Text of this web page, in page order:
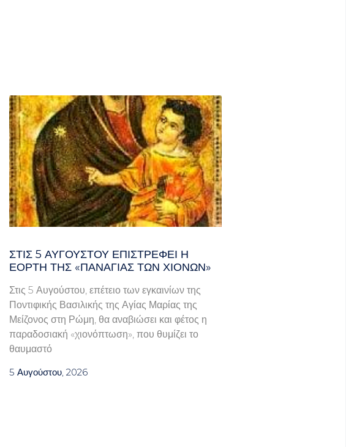
ΣΤΙΣ 5 ΑΥΓΟΎΣΤΟΥ ΕΠΙΣΤΡΈΦΕΙ Η
ΕΟΡΤΉ ΤΗΣ «ΠΑΝΑΓΊΑΣ ΤΩΝ ΧΙΌΝΩΝ»
Στις 5 Αυγούστου, επέτειο των εγκαινίων της
Ποντιφικής Βασιλικής της Αγίας Μαρίας της
Μείζονος στη Ρώμη, θα αναβιώσει και φέτος η
παραδοσιακή «χιονόπτωση», που θυμίζει το
θαυμαστό
5 Αυγούστου, 2026